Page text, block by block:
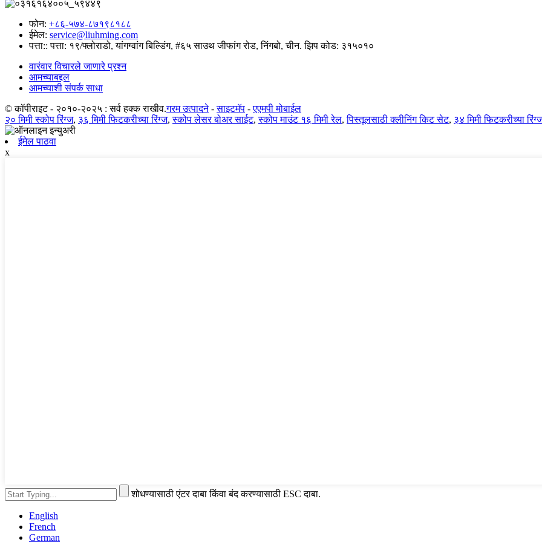
फोन: +८६-५७४-८७१९८१८८
ईमेल: service@liuhming.com
पत्ता:: पत्ता: १९/फ्लोराडो, यांगग्वांग बिल्डिंग, #६५ साउथ जीफांग रोड, निंगबो, चीन. झिप कोड: ३१५०१०
वारंवार विचारले जाणारे प्रश्न
आमच्याबद्दल
आमच्याशी संपर्क साधा
© कॉपीराइट - २०१०-२०२५ : सर्व हक्क राखीव.गरम उत्पादने-साइटमॅप -एएमपी मोबाईल
२० मिमी स्कोप रिंग्ज, ३६ मिमी फिटकरीच्या रिंग्ज,स्कोप लेसर बोअर साईट,स्कोप माउंट १६ मिमी रेल,पिस्तूलसाठी क्लीनिंग किट सेट, ३४ मिमी फिटकरीच्या
ईमेल पाठवा
x
शोधण्यासाठी एंटर दाबा किंवा बंद करण्यासाठी ESC दाबा.
English
French
German